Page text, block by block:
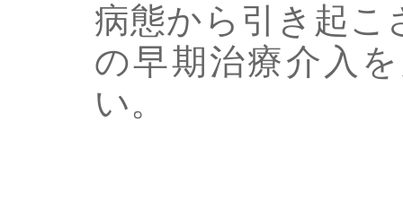
病態から引き起こ
の早期治療介入
い。